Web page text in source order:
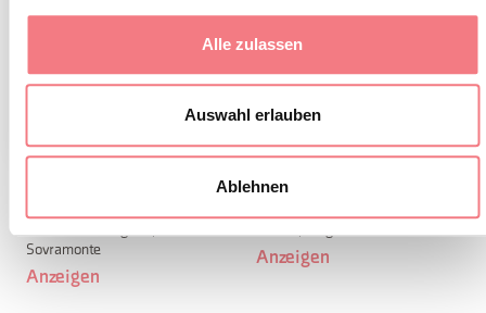
Alle zulassen
Auswahl erlauben
Ablehnen
Sovramonte
Anzeigen
Melere
Anzeigen